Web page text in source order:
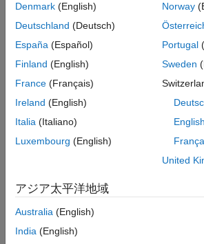
追加またはさまざまなタイプのファ
照してください。
生成コードと外部コードとのインターフ
生成され
を参照してください。
トピック
Target Language Compiler の基礎
Target Language Compiler を使用して
コードを生成したり、パフォーマンス、
既存のメソッドとの互換性用に独自のア
Denmark (English)
Deutschland (Deutsch)
España (Español)
Finland (English)
France (Français)
Ireland (English)
Italia (Italiano)
Luxembourg (English)
Norway
Portugal
Sweden
English
United
アジア太平洋地域
Australia (English)
India (English)